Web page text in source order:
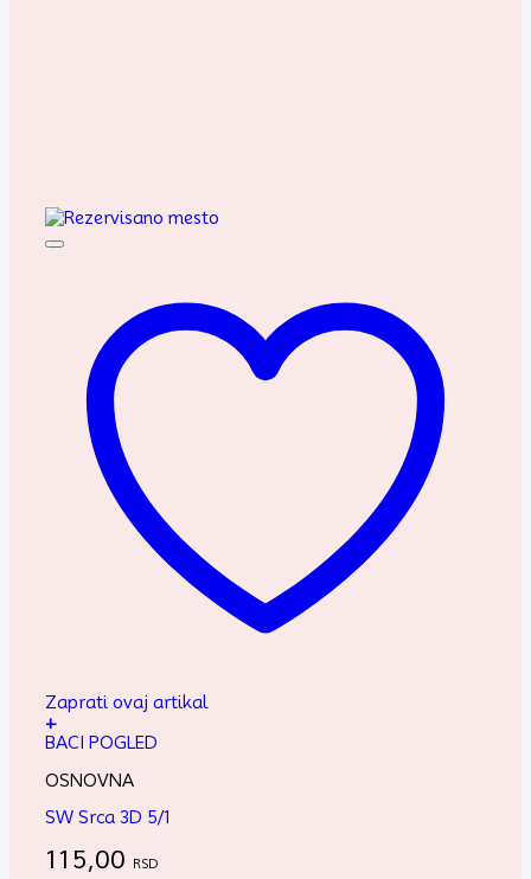
Zaprati ovaj artikal
+
BACI POGLED
OSNOVNA
SW Srca 3D 5/1
115,00 RSD